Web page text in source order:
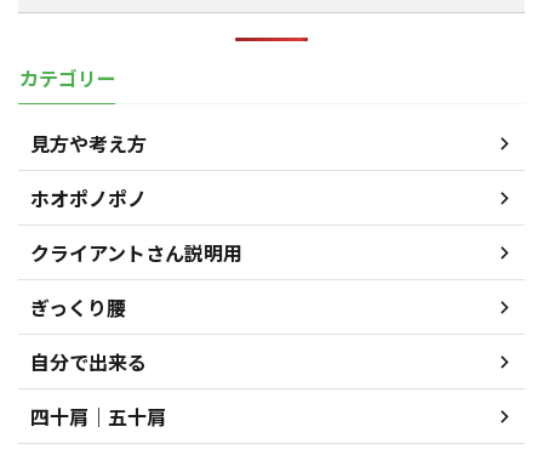
カテゴリー
見方や考え方
ホオポノポノ
クライアントさん説明用
ぎっくり腰
自分で出来る
四十肩｜五十肩